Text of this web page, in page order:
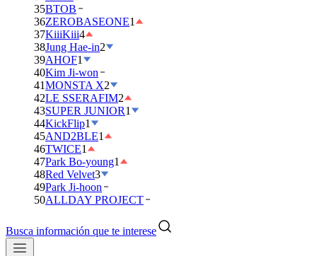
35BTOB
36ZEROBASEONE1
37KiiiKiii4
38Jung Hae-in2
39AHOF1
40Kim Ji-won
41MONSTA X2
42LE SSERAFIM2
43SUPER JUNIOR1
44KickFlip1
45AND2BLE1
46TWICE1
47Park Bo-young1
48Red Velvet3
49Park Ji-hoon
50ALLDAY PROJECT
Busca información que te interese